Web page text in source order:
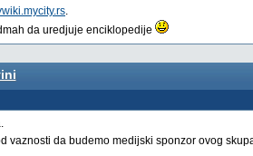
.
da uredjuje enciklopedije
vaznosti da budemo medijski sponzor ovog